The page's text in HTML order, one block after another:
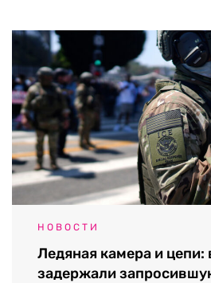
НОВОСТИ
Ледяная камера и
задержали